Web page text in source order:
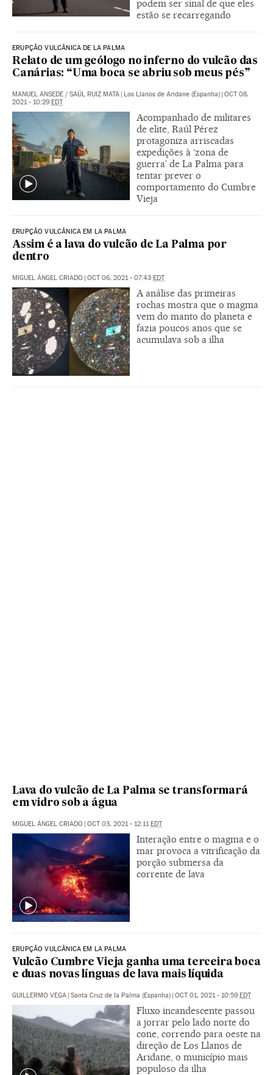
podem ser sinal de que eles
estão se recarregando
ERUPÇÃO VULCÂNICA DE LA PALMA
Relato de um geólogo no inferno do vulcão das
Canárias: “Uma boca se abriu sob meus pés”
MANUEL ANSEDE / SAÚL RUIZ MATA | Los Llanos de Aridane (Espanha) | OCT 08,
2021 - 10:29 EDT
Acompanhado de militares
de elite, Raúl Pérez
protagoniza arriscadas
expedições à ‘zona de
guerra’ de La Palma para
tentar prever o
comportamento do Cumbre
Vieja
ERUPÇÃO VULCÂNICA EM LA PALMA
Assim é a lava do vulcão de La Palma por
dentro
MIGUEL ÁNGEL CRIADO | OCT 06, 2021 - 07:43 EDT
A análise das primeiras
rochas mostra que o magma
vem do manto do planeta e
fazia poucos anos que se
acumulava sob a ilha
Lava do vulcão de La Palma se transformará
em vidro sob a água
MIGUEL ÁNGEL CRIADO | OCT 03, 2021 - 12:11EDT
Interação entre o magma e o
mar provoca a vitrificação da
porção submersa da
corrente de lava
ERUPÇÃO VULCÂNICA EM LA PALMA
Vulcão Cumbre Vieja ganha uma terceira boca
e duas novas línguas de lava mais líquida
GUILLERMO VEGA | Santa Cruz de la Palma (Espanha) | OCT 01, 2021 - 10:59 EDT
Fluxo incandescente passou
a jorrar pelo lado norte do
cone, correndo para oeste na
direção de Los Llanos de
Aridane, o município mais
populoso da ilha